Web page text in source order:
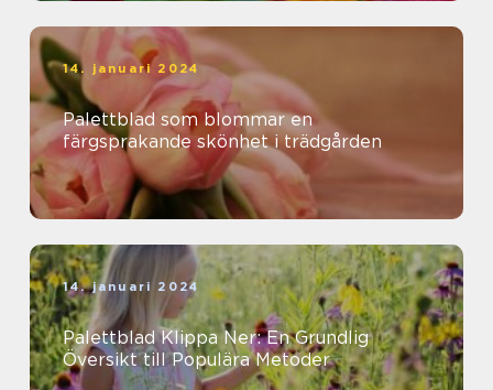
14. januari 2024
Palettblad som blommar en
färgsprakande skönhet i trädgården
14. januari 2024
Palettblad Klippa Ner: En Grundlig
Översikt till Populära Metoder